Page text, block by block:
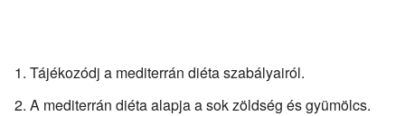
Tájékozódj a mediterrán diéta szabályairól.
A mediterrán diéta alapja a sok zöldség és gyümölcs.